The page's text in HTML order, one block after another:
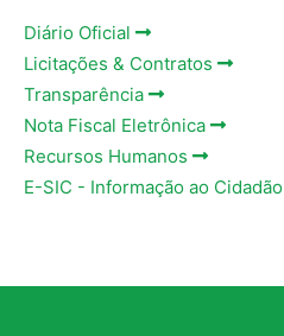
Diário Oficial
Licitações & Contratos
Transparência
Nota Fiscal Eletrônica
Recursos Humanos
E-SIC - Informação ao Cidadão